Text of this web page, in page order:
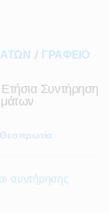
/ ΓΡΑΦΕΙΟ
Συντήρηση
Θεσπρωτία
συντήρησης